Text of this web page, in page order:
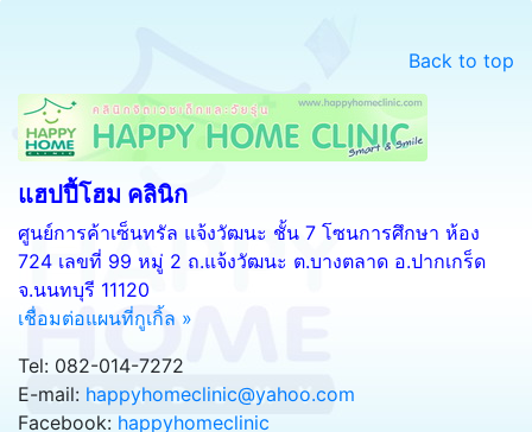
Back to top
แฮปปี้โฮม คลินิก
ศูนย์การค้าเซ็นทรัล แจ้งวัฒนะ ชั้น 7 โซนการศึกษา ห้อง
724 เลขที่ 99 หมู่ 2 ถ.แจ้งวัฒนะ ต.บางตลาด อ.ปากเกร็ด
จ.นนทบุรี 11120
เชื่อมต่อแผนที่กูเกิ้ล »
Tel: 082-014-7272
E-mail: happyhomeclinic@yahoo.com
Facebook: happyhomeclinic